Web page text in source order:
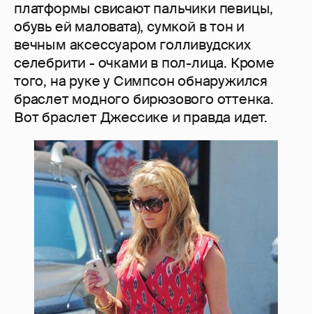
платформы свисают пальчики певицы,
обувь ей маловата), сумкой в тон и
вечным аксессуаром голливудских
селебрити - очками в пол-лица. Кроме
того, на руке у Симпсон обнаружился
браслет модного бирюзового оттенка.
Вот браслет Джессике и правда идет.